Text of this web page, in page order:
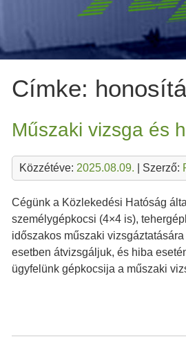
Címke:
Műszaki vizsga és
Közzétéve: 2025.08.09. | Szerző:
Cégünk a Közlekedési Hatóság
személygépkocsi (4×4 is),
időszakos műszaki
esetben átvizsgáljuk, és hiba
ügyfelünk gépkocsija a műszaki